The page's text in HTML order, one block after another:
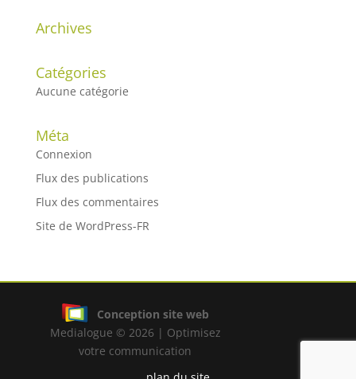
Archives
Catégories
Aucune catégorie
Méta
Connexion
Flux des publications
Flux des commentaires
Site de WordPress-FR
Conception site web
Medialogue © 2026 | Optimisez
votre communication